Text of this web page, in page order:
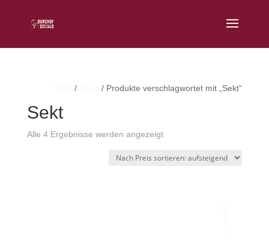
Start / Shop / Produkte verschlagwortet mit „Sekt“
Sekt
Alle 4 Ergebnisse werden angezeigtNach
sortiert: